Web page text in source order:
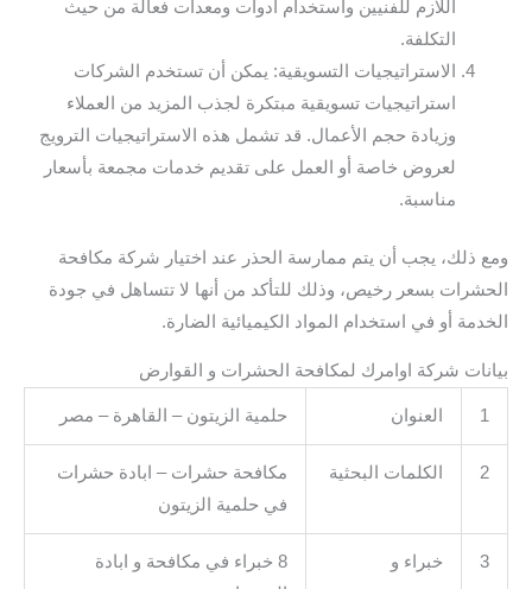
اللازم للفنيين واستخدام أدوات ومعدات فعالة من حيث
التكلفة.
الاستراتيجيات التسويقية: يمكن أن تستخدم الشركات
استراتيجيات تسويقية مبتكرة لجذب المزيد من العملاء
وزيادة حجم الأعمال. قد تشمل هذه الاستراتيجيات الترويج
لعروض خاصة أو العمل على تقديم خدمات مجمعة بأسعار
مناسبة.
ومع ذلك، يجب أن يتم ممارسة الحذر عند اختيار شركة مكافحة
الحشرات بسعر رخيص، وذلك للتأكد من أنها لا تتساهل في جودة
الخدمة أو في استخدام المواد الكيميائية الضارة.
بيانات شركة اوامرك لمكافحة الحشرات و القوارض
1 العنوان حلمية الزيتون – القاهرة – مصر
2 الكلمات البحثية
مكافحة حشرات – ابادة حشرات
في حلمية الزيتون
3
خبراء و
8 خبراء في مكافحة و ابادة